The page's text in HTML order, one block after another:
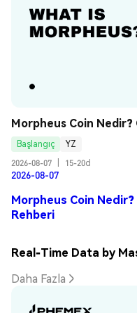
Morpheus Coin
Başlangıç
YZ
2026-08-07
15-20d
2026-08-07
Morpheus Coin
Rehberi
Real-Time Data by
Daha Fazla